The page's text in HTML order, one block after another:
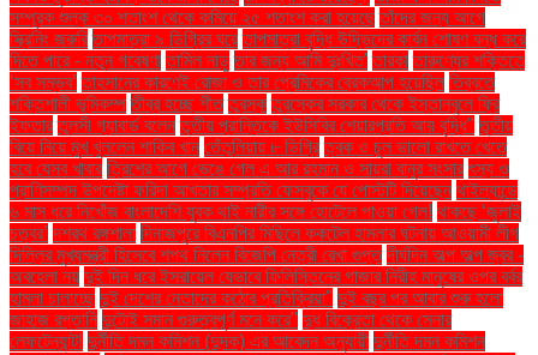
সম্পূরক শুল্ক ৩০ শতাংশ থেকে কমিয়ে ২৫ শতাংশ করা হয়েছে তাঁদের জন্য আগে
স্ক্রিনিং জরুরি তাপমাত্রা ৯ ডিগ্রির ঘরে তাপমাত্রা বৃদ্ধি উদ্ভিদের কার্বন শোষণ বন্ধ করে
দিতে পারে - নতুন গবেষণা তামিল নাড়ু তার জন্য আমি দুঃখিত' তারকা তারুণ্যের শক্তিতে
‘সব সম্ভব’ তাহসানের কারণেই রোজা ও তার প্রেমিকের ব্রেকআপ হয়েছিল তিব্বতে
শক্তিশালী ভূমিকম্প তীব্র হচ্ছে শীত তুরস্ক তুরস্কের সরকার থেকে ইস্তানবুলে ফ্রি
ইফতার তুলসী গ্যাবার্ড বলেন তৃতীয় প্রান্তিকে ইউসিবির শেয়ারপ্রতি আয় বৃদ্ধি" তৃতীয়
বিয়ে নিয়ে মুখ খুললেন শাকিব খান তেঁতুলিয়ায় ৮ ডিগ্রি ত্বক ও চুল ভালো রাখতে খেতে
হবে যেসব খাবার ত্রিশের আগে ভেঙে গেল এ আর রহমান ও সায়রা বানুর সংসার ৎস্য ও
প্রাণিসম্পদ উপদেষ্টা ফরিদা আখতার সম্প্রতি ফেসবুকে যে পোস্টটি দিয়েছেন থাইল্যান্ডে
৬ মাস ধরে নিখোঁজ বাংলাদেশি যুবক থাই নারীর সঙ্গে হোটেলে পাওয়া গেল! থাকছে ‘জুলাই
চত্বর’ দশরথ রঙ্গশালা দিনাজপুরে বিএনপির মিছিলে ককটেল হামলার ঘটনায় আওয়ামী লীগ
দিল্লির মুখ্যমন্ত্রী হিসেবে শপথ নিলেন বিজেপি নেত্রী রেখা গুপ্ত দীর্ঘদিন অল্প অল্প জ্বর -
অবহেলা নয় দুই দিন ধরে ইসরায়েল যেভাবে ফিলিস্তিনের গাজার নিরীহ মানুষের ওপর বর্বর
হামলা চালাচ্ছে দুই দেশের নেতাদের কঠোর প্রতিক্রিয়া" দুই বছর পর আবার শুরু হলো
জাহাজ রপ্তানি দুটোই সমান গুরুত্বপূর্ণ মনে করে" দুধ বিক্রেতা থেকে সেনার
লেফটেন্যান্ট! দুর্নীতি দমন কমিশন (দুদক) এর আবেদন অনুযায়ী দুর্নীতি দমন কমিশন